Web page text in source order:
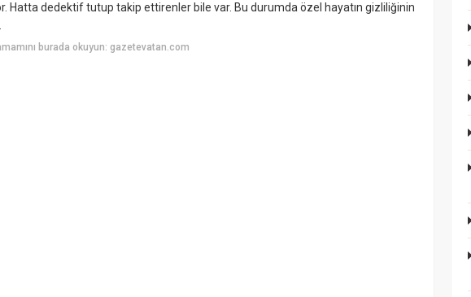
Hatta dedektif tutup takip ettirenler bile var. Bu durumda özel hayatın gizliliğinin
burada okuyun: gazetevatan.com